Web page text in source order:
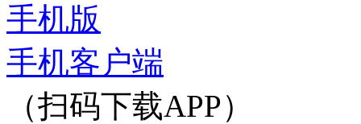
手机版
手机客户端
（扫码下载APP）